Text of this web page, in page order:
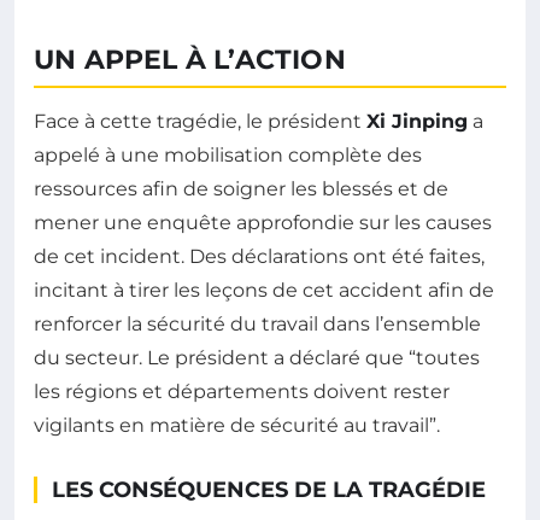
UN APPEL À L’ACTION
Face à cette tragédie, le président Xi Jinping a
appelé à une mobilisation complète des
ressources afin de soigner les blessés et de
mener une enquête approfondie sur les causes
de cet incident. Des déclarations ont été faites,
incitant à tirer les leçons de cet accident afin de
renforcer la sécurité du travail dans l’ensemble
du secteur. Le président a déclaré que “toutes
les régions et départements doivent rester
vigilants en matière de sécurité au travail”.
LES CONSÉQUENCES DE LA TRAGÉDIE